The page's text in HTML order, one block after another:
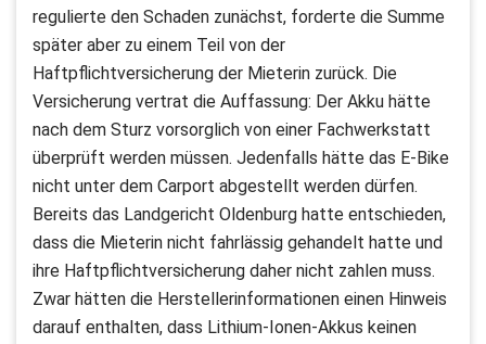
regulierte den Schaden zunächst, forderte die Summe
später aber zu einem Teil von der
Haftpflichtversicherung der Mieterin zurück. Die
Versicherung vertrat die Auffassung: Der Akku hätte
nach dem Sturz vorsorglich von einer Fachwerkstatt
überprüft werden müssen. Jedenfalls hätte das E-Bike
nicht unter dem Carport abgestellt werden dürfen.
Bereits das Landgericht Oldenburg hatte entschieden,
dass die Mieterin nicht fahrlässig gehandelt hatte und
ihre Haftpflichtversicherung daher nicht zahlen muss.
Zwar hätten die Herstellerinformationen einen Hinweis
darauf enthalten, dass Lithium-Ionen-Akkus keinen